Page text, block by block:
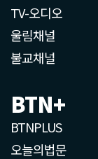
TV-오디오
울림채널
불교채널
BTN+
BTNPLUS
오늘의법문